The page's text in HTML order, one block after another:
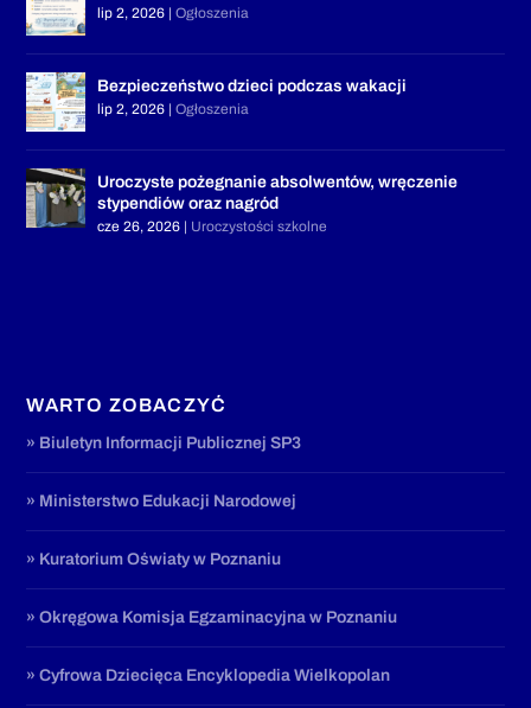
lip 2, 2026 |Ogłoszenia
Bezpieczeństwo dzieci podczas wakacji
lip 2, 2026 |Ogłoszenia
Uroczyste pożegnanie absolwentów, wręczenie
stypendiów oraz nagród
cze 26, 2026 | Uroczystości szkolne
WARTO ZOBACZYĆ
» Biuletyn Informacji Publicznej SP3
» Ministerstwo Edukacji Narodowej
» Kuratorium Oświaty w Poznaniu
» Okręgowa Komisja Egzaminacyjna w Poznaniu
» Cyfrowa Dziecięca Encyklopedia Wielkopolan